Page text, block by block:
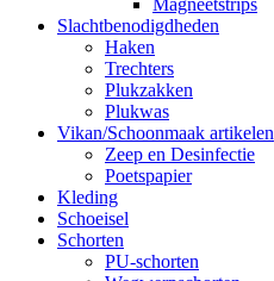
Magneetstrips
Slachtbenodigdheden
Haken
Trechters
Plukzakken
Plukwas
Vikan/Schoonmaak artikelen
Zeep en Desinfectie
Poetspapier
Kleding
Schoeisel
Schorten
PU-schorten